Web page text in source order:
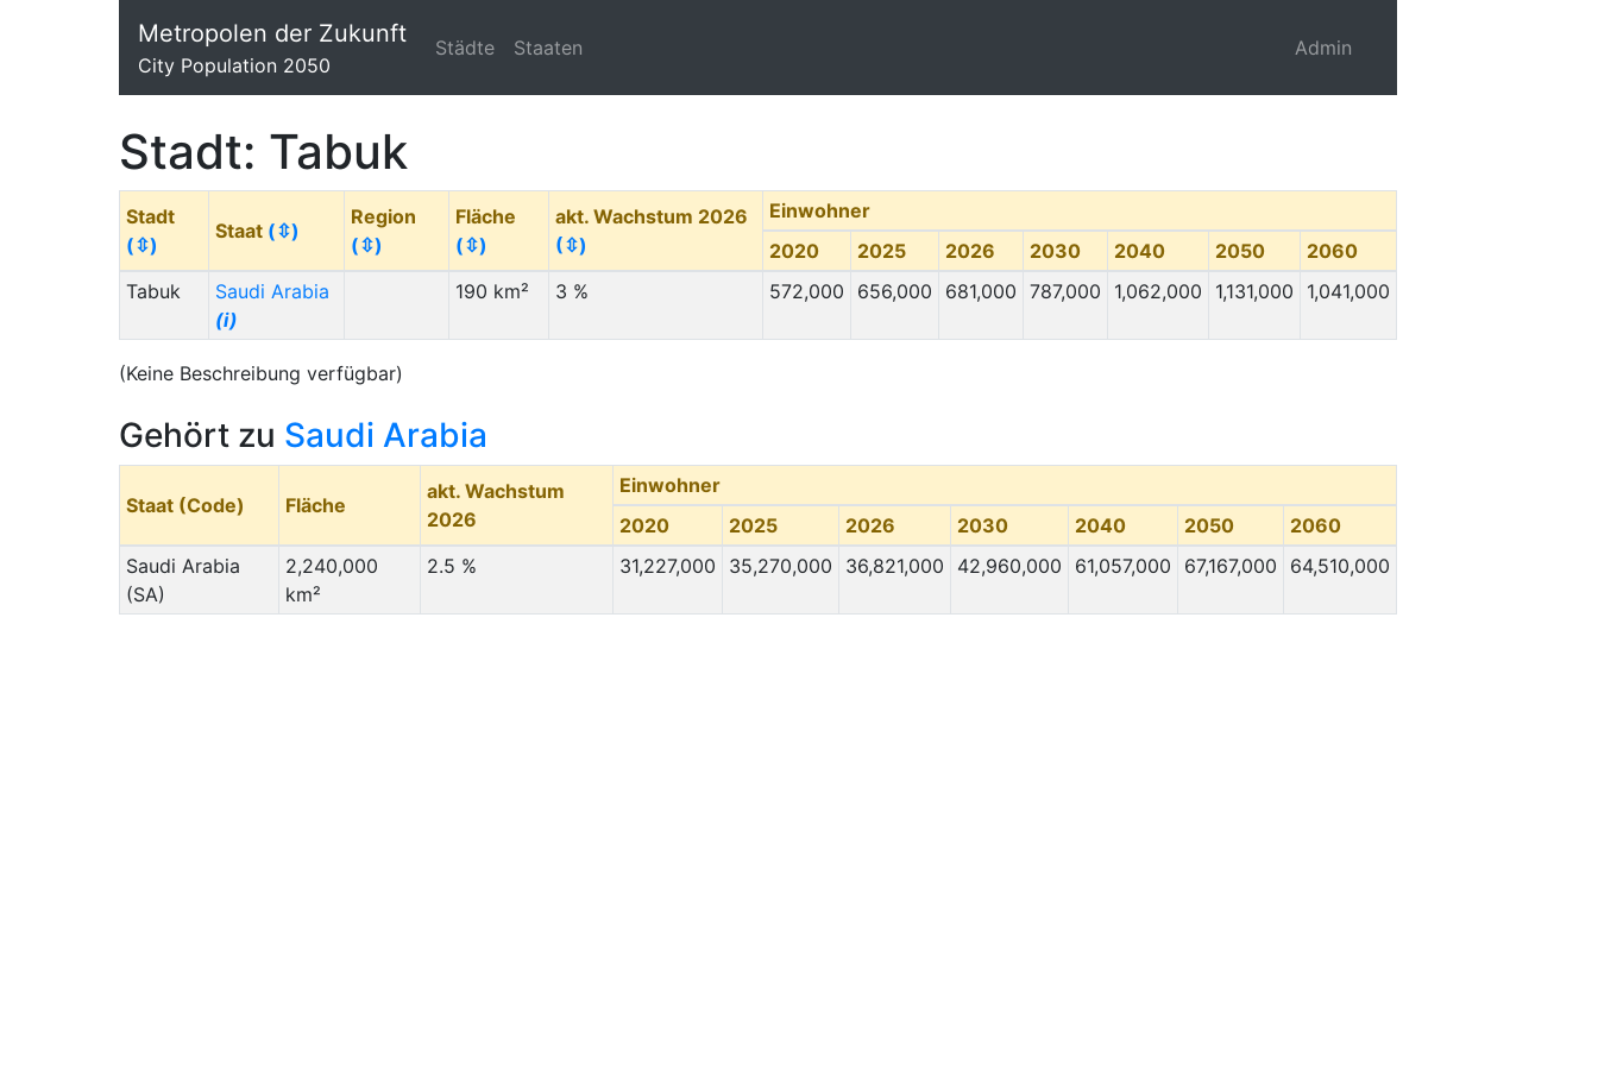
Metropolen der Zukunft
City Population 2050
Städte Staaten Admin
Stadt: Tabuk
Stadt
(⇳)
Staat (⇳)
Region
(⇳)
Fläche
(⇳)
akt. Wachstum 2026
(⇳)
Einwohner
2020
2025 2026 2030 2040 2050
2060
Tabuk
Saudi Arabia
(i)
190 km² 3 % 572,000 656,000 681,000 787,000 1,062,000 1,131,000 1,041,000
(Keine Beschreibung verfügbar)
Gehört zu Saudi Arabia
Staat (Code) Fläche
akt. Wachstum
2026
Einwohner
2020
2025 2026 2030 2040 2050
2060
Saudi Arabia
(SA)
2,240,000
km²
2.5 % 31,227,000 35,270,000 36,821,000 42,960,000 61,057,000 67,167,000 64,510,000